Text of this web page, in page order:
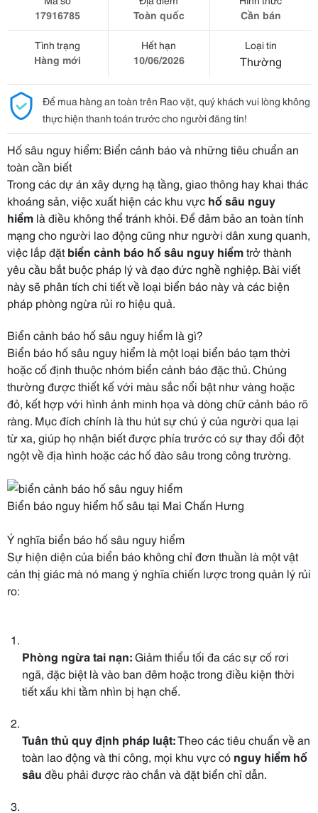
17916785
Toàn quốc
Cần bán
Tình trạng
Hàng mới
Hết hạn
10/06/2026
Loại tin
Thường
Để mua hàng an toàn trên Rao vặt, quý khách vui lòng không
thực hiện thanh toán trước cho người đăng tin!
Hố sâu nguy hiểm: Biển cảnh báo và những tiêu chuẩn an
toàn cần biết
Trong các dự án xây dựng hạ tầng, giao thông hay khai thác
khoáng sản, việc xuất hiện các khu vực hố sâu nguy
hiểm là điều không thể tránh khỏi. Để đảm bảo an toàn tính
mạng cho người lao động cũng như người dân xung quanh,
việc lắp đặt biển cảnh báo hố sâu nguy hiểmtrở thành
yêu cầu bắt buộc pháp lý và đạo đức nghề nghiệp. Bài viết
này sẽ phân tích chi tiết về loại biển báo này và các biện
pháp phòng ngừa rủi ro hiệu quả.
Biển cảnh báo hố sâu nguy hiểm là gì?
Biển báo hố sâu nguy hiểm là một loại biển báo tạm thời
hoặc cố định thuộc nhóm biển cảnh báo đặc thủ. Chúng
thường được thiết kế với màu sắc nổi bật như vàng hoặc
đỏ, kết hợp với hình ảnh minh họa và dòng chữ cảnh báo rõ
ràng. Mục đích chính là thu hút sự chú ý của người qua lại
từ xa, giúp họ nhận biết được phía trước có sự thay đổi đột
ngột về địa hình hoặc các hố đào sâu trong công trường.
Biển báo nguy hiểm hố sâu tại Mai Chấn Hưng
Ý nghĩa biển báo hố sâu nguy hiểm
Sự hiện diện của biển báo không chỉ đơn thuần là một vật
cản thị giác mà nó mang ý nghĩa chiến lược trong quản lý rủi
ro:
Phòng ngừa tai nạn:Giảm thiểu tối đa các sự cố rơi
ngã, đặc biệt là vào ban đêm hoặc trong điều kiện thời
tiết xấu khi tầm nhìn bị hạn chế.
Tuân thủ quy định pháp luật:Theo các tiêu chuẩn về an
toàn lao động và thi công, mọi khu vực có nguy hiểm hố
sâu đều phải được rào chắn và đặt biển chỉ dẫn.